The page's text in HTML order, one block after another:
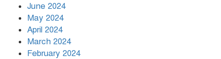
June 2024
May 2024
April 2024
March 2024
February 2024